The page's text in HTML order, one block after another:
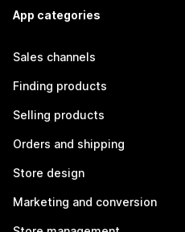
App categories
Sales channels
Finding products
Selling products
Orders and shipping
Store design
Marketing and conversion